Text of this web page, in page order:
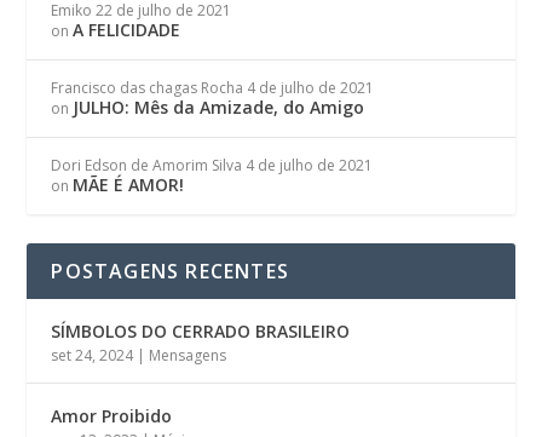
Emiko 22 de julho de 2021
onA FELICIDADE
Francisco das chagas Rocha 4 de julho de 2021
on JULHO: Mês da Amizade, do Amigo
Dori Edson de Amorim Silva 4 de julho de 2021
on MÃE É AMOR!
POSTAGENS RECENTES
SÍMBOLOS DO CERRADO BRASILEIRO
set 24, 2024| Mensagens
Amor Proibido